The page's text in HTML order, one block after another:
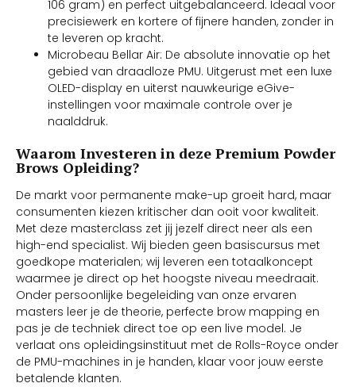
106 gram) en perfect uitgebalanceerd. Ideaal voor
precisiewerk en kortere of fijnere handen, zonder in
te leveren op kracht.
Microbeau Bellar Air: De absolute innovatie op het
gebied van draadloze PMU. Uitgerust met een luxe
OLED-display en uiterst nauwkeurige eGive-
instellingen voor maximale controle over je
naalddruk.
Waarom Investeren in deze Premium Powder
Brows Opleiding?
De markt voor permanente make-up groeit hard, maar
consumenten kiezen kritischer dan ooit voor kwaliteit.
Met deze masterclass zet jij jezelf direct neer als een
high-end specialist. Wij bieden geen basiscursus met
goedkope materialen; wij leveren een totaalkoncept
waarmee je direct op het hoogste niveau meedraait.
Onder persoonlijke begeleiding van onze ervaren
masters leer je de theorie, perfecte brow mapping en
pas je de techniek direct toe op een live model. Je
verlaat ons opleidingsinstituut met de Rolls-Royce onder
de PMU-machines in je handen, klaar voor jouw eerste
betalende klanten.